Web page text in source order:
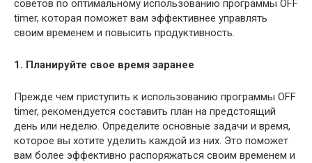
советов по оптимальному использованию программы OFF
timer, которая поможет вам эффективнее управлять
своим временем и повысить продуктивность.
1. Планируйте свое время заранее
Прежде чем приступить к использованию программы OFF
timer, рекомендуется составить план на предстоящий
день или неделю. Определите основные задачи и время,
которое вы хотите уделить каждой из них. Это поможет
вам более эффективно распоряжаться своим временем и